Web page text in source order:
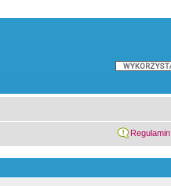
Regulamin